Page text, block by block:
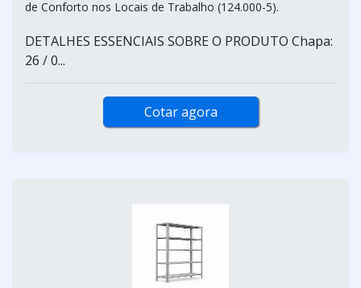
de Conforto nos Locais de Trabalho (124.000-5).
DETALHES ESSENCIAIS SOBRE O PRODUTO Chapa:
26 / 0...
Cotar agora